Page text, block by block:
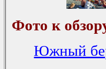
Фото к
Южный